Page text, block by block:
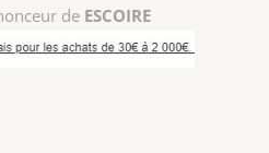
de ESCOIRE